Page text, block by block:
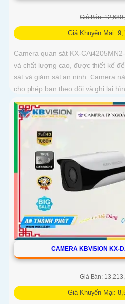
Giá Bán:
Giá Khuyến Mại:
Camera quan sát KX-
và chất lượng cao, được thiết kế
sát và giám sát an ninh. Camera
cho phép bạn theo dõi và ghi lại
CAMERA KBVISION KX-
Giá Bán:
Giá Khuyến Mại: